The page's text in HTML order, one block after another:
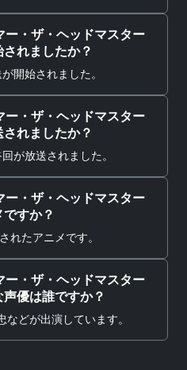
ー・ザ・ヘッドマスター
れましたか？
開始されました。
ー・ザ・ヘッドマスター
れましたか？
が放送されました。
ー・ザ・ヘッドマスター
すか？
れたアニメです。
ー・ザ・ヘッドマスター
優は誰ですか？
どが出演しています。